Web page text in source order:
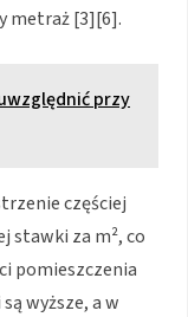
metraż [3][6].
przy
częściej
stawki za m², co
pomieszczenia
wyższe, a w